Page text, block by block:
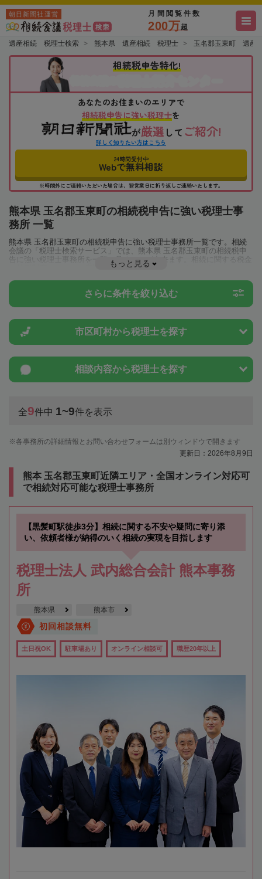
朝日新聞社運営 月間閲覧件数
200万超
遺産相続 税理士検索 熊本県 遺産相続 税理士 玉名郡玉東町 遺産
相続税申告特化!
あなたのお住まいのエリアで
相続税申告に強い税理士を
が厳選 して ご紹介!
詳しく知りたい方はこちら
24時間受付中
Webで無料相談
※時間外にご連絡いただいた場合は、翌営業日に折り返しご連絡いたします。
熊本県 玉名郡玉東町の相続税申告に強い税理士事
務所 一覧
熊本県 玉名郡玉東町の相続税申告に強い税理士事務所一覧です。相続
会議の「税理士検索サービス」では、熊本県 玉名郡玉東町の相続税申
告に強い税理士事務所を一覧で見ることが出来ます。相続に関する税金
や特例制度のことは一度近隣の税理士に相談してみましょう。
もっと見る
さらに条件を絞り込む
市区町村から税理士を探す
相談内容から税理士を探す
全9件中 1~9件を表示
各事務所の詳細情報とお問い合わせフォームは別ウィンドウで開きます
更新日：2026年8月9日
熊本 玉名郡玉東町近隣エリア・全国オンライン対応可
で相続対応可能な税理士事務所
【黒髪町駅徒歩3分】相続に関する不安や疑問に寄り添
い、依頼者様が納得のいく相続の実現を目指します
税理士法人 武内総合会計 熊本事務
所
熊本県 熊本市
初回相談無料
土日祝OK 駐車場あり オンライン相談可 職歴20年以上